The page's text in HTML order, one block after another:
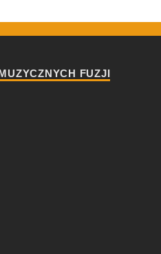
FUZJI